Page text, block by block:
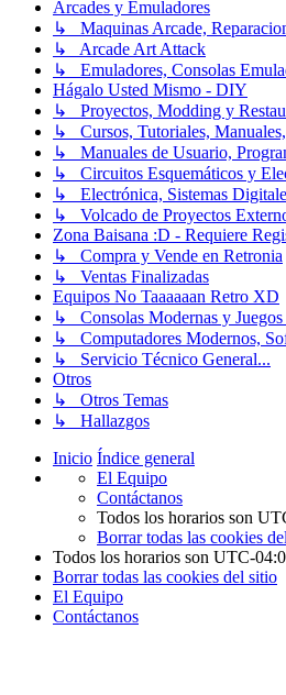
Arcades y Emuladores
↳ Maquinas Arcade,
↳ Arcade Art Attack
↳ Emuladores, Consolas
Hágalo Usted Mismo - DIY
↳ Proyectos, Modding y
↳ Cursos, Tutoriales,
↳ Manuales de Usuario,
↳ Circuitos Esquemáticos y
↳ Electrónica, Sistemas
↳ Volcado de Proyectos
Zona Baisana :D - Requiere
↳ Compra y Vende en Retronia
↳ Ventas Finalizadas
Equipos No Taaaaaan Retro XD
↳ Consolas Modernas y
↳ Computadores Modernos,
↳ Servicio Técnico General...
Otros
↳ Otros Temas
↳ Hallazgos
Inicio Índice general
El Equipo
Contáctanos
Todos los horarios son
Borrar todas las cookies
Todos los horarios son UTC-
Borrar todas las cookies del sitio
El Equipo
Contáctanos